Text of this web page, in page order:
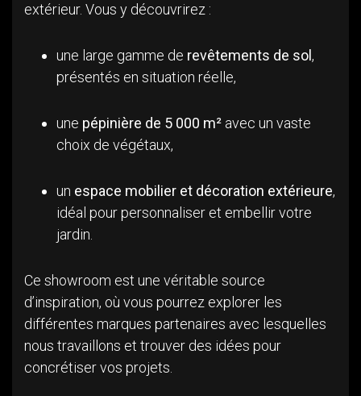
extérieur. Vous y découvrirez :
une large gamme de revêtements de sol,
présentés en situation réelle,
une pépinière de 5 000 m² avec un vaste
choix de végétaux,
un espace mobilier et décoration extérieure,
idéal pour personnaliser et embellir votre
jardin.
Ce showroom est une véritable source
d’inspiration, où vous pourrez explorer les
différentes marques partenaires avec lesquelles
nous travaillons et trouver des idées pour
concrétiser vos projets.